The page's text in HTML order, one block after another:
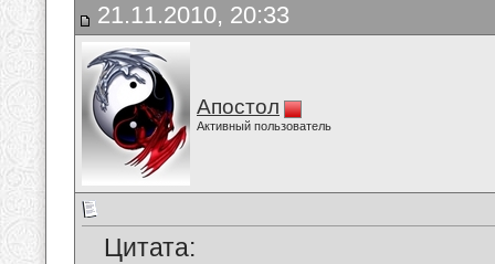
21.11.2010, 20:33
Апостол
Активный пользователь
Цитата: